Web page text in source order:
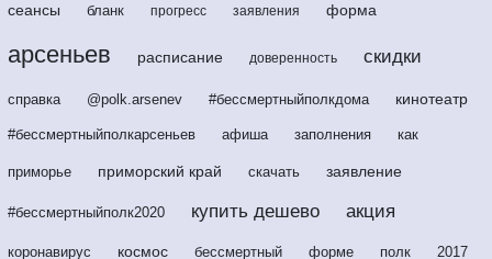
сеансы бланк прогресс заявления форма
арсеньев расписание доверенность скидки
справка @polk.arsenev #бессмертныйполкдома кинотеатр
#бессмертныйполкарсеньев афиша заполнения как
приморье приморский край скачать заявление
#бессмертныйполк2020 купить дешево акция
коронавирус космос бессмертный форме полк 2017